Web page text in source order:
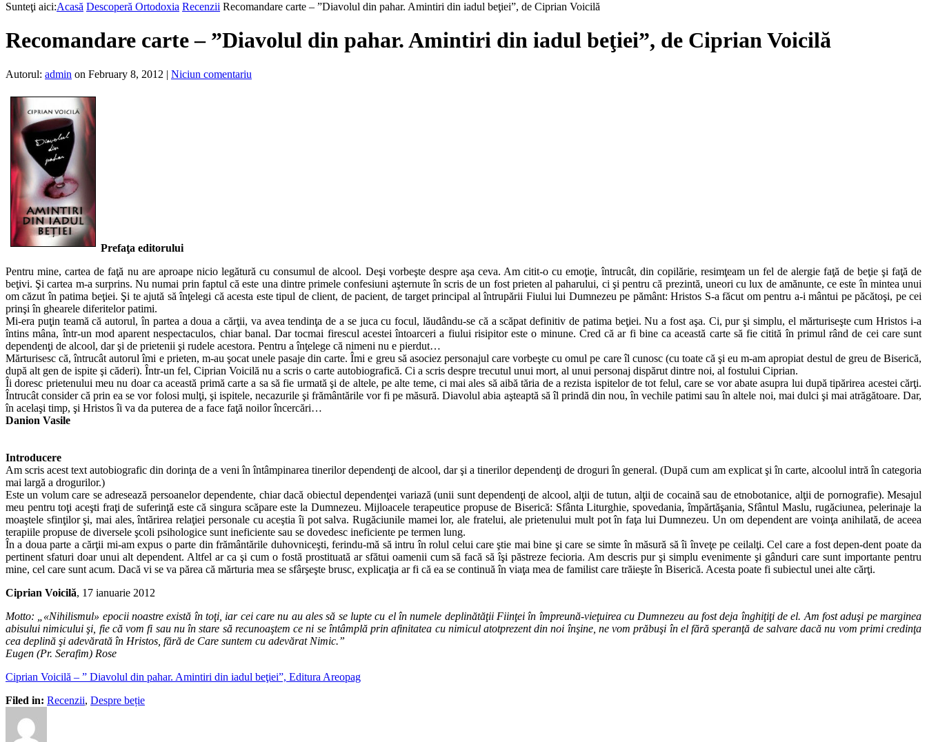
Sunteţi aici:Acasă Descoperă Ortodoxia Recenzii Recomandare carte – ”Diavolul din pahar. Amintiri din iadul beţiei”, de Ciprian Voicilă
Recomandare carte – ”Diavolul din pahar. Amintiri din iadul beţiei”, de Ciprian Voicilă
Autorul: admin on February 8, 2012 | Niciun comentariu
Prefaţa editorului
Pentru mine, cartea de faţă nu are aproape nicio legătură cu consumul de alcool. Deşi vorbeşte despre aşa ceva. Am citit-o cu emoţie, întrucât, din copilărie, resimţeam un fel de alergie faţă de beţie şi faţă de
beţivi. Şi cartea m-a surprins. Nu numai prin faptul că este una dintre primele confesiuni aşternute în scris de un fost prieten al paharului, ci şi pentru că prezintă, uneori cu lux de amănunte, ce este în mintea unui
om căzut în patima beţiei. Şi te ajută să înţelegi că acesta este tipul de client, de pacient, de target principal al întrupării Fiului lui Dumnezeu pe pământ: Hristos S-a făcut om pentru a-i mântui pe păcătoşi, pe cei
prinşi în ghearele diferitelor patimi.
Mi-era puţin teamă că autorul, în partea a doua a cărţii, va avea tendinţa de a se juca cu focul, lăudându-se că a scăpat definitiv de patima beţiei. Nu a fost aşa. Ci, pur şi simplu, el mărturiseşte cum Hristos i-a
întins mâna, într-un mod aparent nespectaculos, chiar banal. Dar tocmai firescul acestei întoarceri a fiului risipitor este o minune. Cred că ar fi bine ca această carte să fie citită în primul rând de cei care sunt
dependenţi de alcool, dar şi de prietenii şi rudele acestora. Pentru a înţelege că nimeni nu e pierdut…
Mărturisesc că, întrucât autorul îmi e prieten, m-au şocat unele pasaje din carte. Îmi e greu să asociez personajul care vorbeşte cu omul pe care îl cunosc (cu toate că şi eu m-am apropiat destul de greu de Biserică,
după alt gen de ispite şi căderi). Într-un fel, Ciprian Voicilă nu a scris o carte autobiografică. Ci a scris despre trecutul unui mort, al unui personaj dispărut dintre noi, al fostului Ciprian.
Îi doresc prietenului meu nu doar ca această primă carte a sa să fie urmată şi de altele, pe alte teme, ci mai ales să aibă tăria de a rezista ispitelor de tot felul, care se vor abate asupra lui după tipărirea acestei cărţi.
Întrucât consider că prin ea se vor folosi mulţi, şi ispitele, necazurile şi frământările vor fi pe măsură. Diavolul abia aşteaptă să îl prindă din nou, în vechile patimi sau în altele noi, mai dulci şi mai atrăgătoare. Dar,
în acelaşi timp, şi Hristos îi va da puterea de a face faţă noilor încercări…
Danion Vasile
Introducere
Am scris acest text autobiografic din dorinţa de a veni în întâmpinarea tinerilor dependenţi de alcool, dar şi a tinerilor dependenţi de droguri în general. (După cum am explicat şi în carte, alcoolul intră în categoria
mai largă a drogurilor.)
Este un volum care se adresează persoanelor dependente, chiar dacă obiectul dependenţei variază (unii sunt dependenţi de alcool, alţii de tutun, alţii de cocaină sau de etnobotanice, alţii de pornografie). Mesajul
meu pentru toţi aceşti fraţi de suferinţă este că singura scăpare este la Dumnezeu. Mijloacele terapeutice propuse de Biserică: Sfânta Liturghie, spovedania, împărtăşania, Sfântul Maslu, rugăciunea, pelerinaje la
moaştele sfinţilor şi, mai ales, întărirea relaţiei personale cu aceştia îi pot salva. Rugăciunile mamei lor, ale fratelui, ale prietenului mult pot în faţa lui Dumnezeu. Un om dependent are voinţa anihilată, de aceea
terapiile propuse de diversele şcoli psihologice sunt ineficiente sau se dovedesc ineficiente pe termen lung.
În a doua parte a cărţii mi‑am expus o parte din frământările duhovniceşti, ferindu‑mă să intru în rolul celui care ştie mai bine şi care se simte în măsură să îi înveţe pe ceilalţi. Cel care a fost depen-dent poate da
pertinent sfaturi doar unui alt dependent. Altfel ar ca şi cum o fostă prostituată ar sfătui oamenii cum să facă să îşi păstreze fecioria. Am descris pur şi simplu evenimente şi gânduri care sunt importante pentru
mine, cel care sunt acum. Dacă vi se va părea că mărturia mea se sfârşeşte brusc, explicaţia ar fi că ea se continuă în viaţa mea de familist care trăieşte în Biserică. Acesta poate fi subiectul unei alte cărţi.
Ciprian Voicilă, 17 ianuarie 2012
Motto: „«Nihilismul» epocii noastre există în toţi, iar cei care nu au ales să se lupte cu el în numele deplinătăţii Fiinţei în împreună-vieţuirea cu Dumnezeu au fost deja înghiţiţi de el. Am fost aduşi pe marginea
abisului nimicului şi, fie că vom fi sau nu în stare să recunoaştem ce ni se întâmplă prin afinitatea cu nimicul atotprezent din noi înşine, ne vom prăbuşi în el fără speranţă de salvare dacă nu vom primi credinţa
cea deplină şi adevărată în Hristos, fără de Care suntem cu adevărat Nimic.”
Eugen (Pr. Serafim) Rose
Ciprian Voicilă – ” Diavolul din pahar. Amintiri din iadul beţiei”, Editura Areopag
Filed in: Recenzii, Despre beție